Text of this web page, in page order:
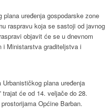
uređenja gospodarske zone
raspravu koja se sastoji od javnog
objavit će se u dnevnom
i Ministarstva graditeljstva i
plana uređenja
trajat će od 14. veljače do 28.
Općine Barban.